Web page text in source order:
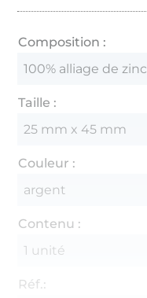
Composition :
100% alliage de zinc
Taille :
25 mm x 45 mm
Couleur :
argent
Contenu :
1 unité
Réf.: